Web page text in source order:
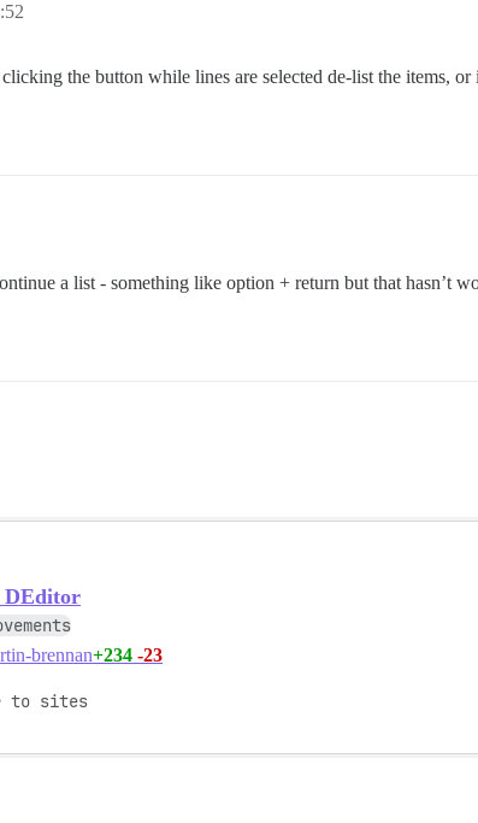
the button while lines are selected de-list the items, or
a list - something like option + return but that hasn’t
DEditor
brennan+234 -23
to sites